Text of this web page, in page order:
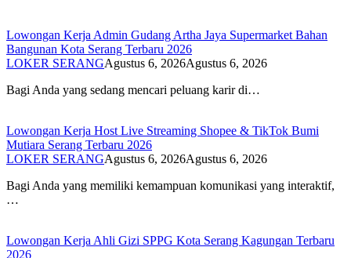
Lowongan Kerja Admin Gudang Artha Jaya Supermarket Bahan
Bangunan Kota Serang Terbaru 2026
LOKER SERANGAgustus 6, 2026Agustus 6, 2026
Bagi Anda yang sedang mencari peluang karir di…
Lowongan Kerja Host Live Streaming Shopee & TikTok Bumi
Mutiara Serang Terbaru 2026
LOKER SERANGAgustus 6, 2026Agustus 6, 2026
Bagi Anda yang memiliki kemampuan komunikasi yang interaktif,
…
Lowongan Kerja Ahli Gizi SPPG Kota Serang Kagungan Terbaru
2026